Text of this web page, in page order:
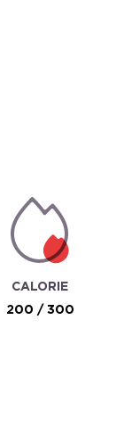
CALORIE
200 / 300